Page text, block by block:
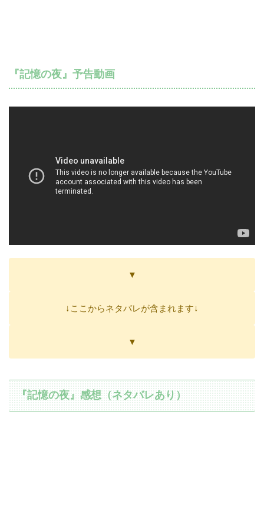
『記憶の夜』予告動画
▼
↓ここからネタバレが含まれます↓
▼
『記憶の夜』感想（ネタバレあり）